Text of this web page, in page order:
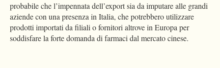
probabile che l’impennata dell’export sia da imputare alle grandi
aziende con una presenza in Italia, che potrebbero utilizzare
prodotti importati da filiali o fornitori altrove in Europa per
soddisfare la forte domanda di farmaci dal mercato cinese.